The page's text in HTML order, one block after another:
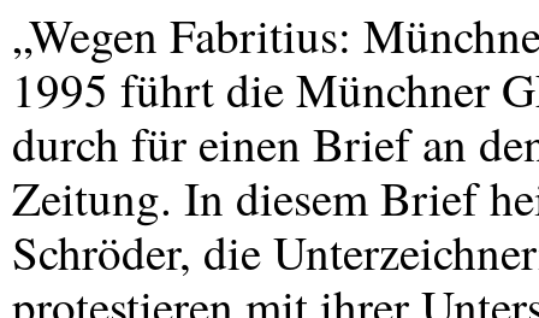
„Wegen Fabritius:
1995 führt die Münchner
durch für einen Brief an
Zeitung. In diesem Brief
Schröder, die